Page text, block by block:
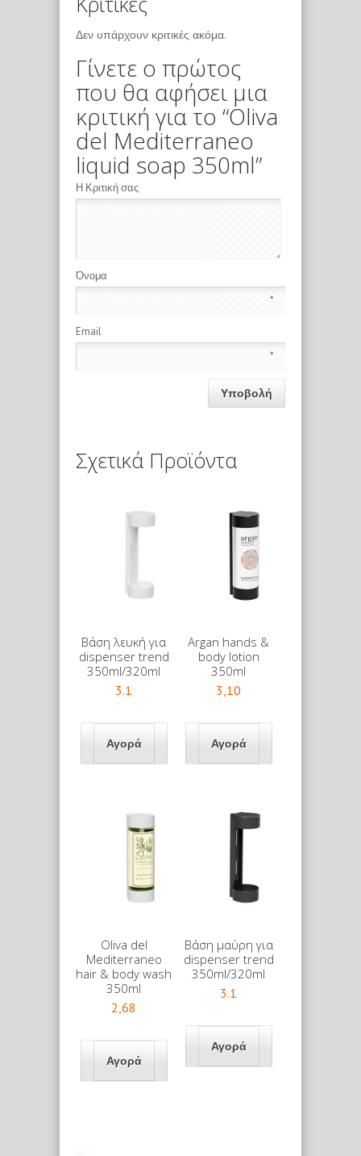
Δεν υπάρχουν κριτικές ακόμα.
Γίνετε ο πρώτος
που θα αφήσει μια
κριτική για το “Oliva
del Mediterraneo
liquid soap 350ml”
Η Κριτική σας
Όνομα
*
Email
*
Σχετικά Προϊόντα
Βάση λευκή για
dispenser trend
350ml/320ml
3.1
Argan hands &
body lotion
350ml
3,10
Oliva del
Mediterraneo
hair & body wash
350ml
2,68
Βάση μαύρη για
dispenser trend
350ml/320ml
3.1